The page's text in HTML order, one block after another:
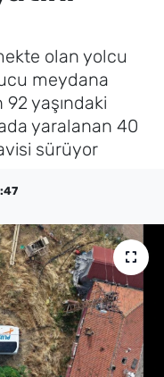
olan yolcu
meydana
yaşındaki
yaralanan 40
sürüyor